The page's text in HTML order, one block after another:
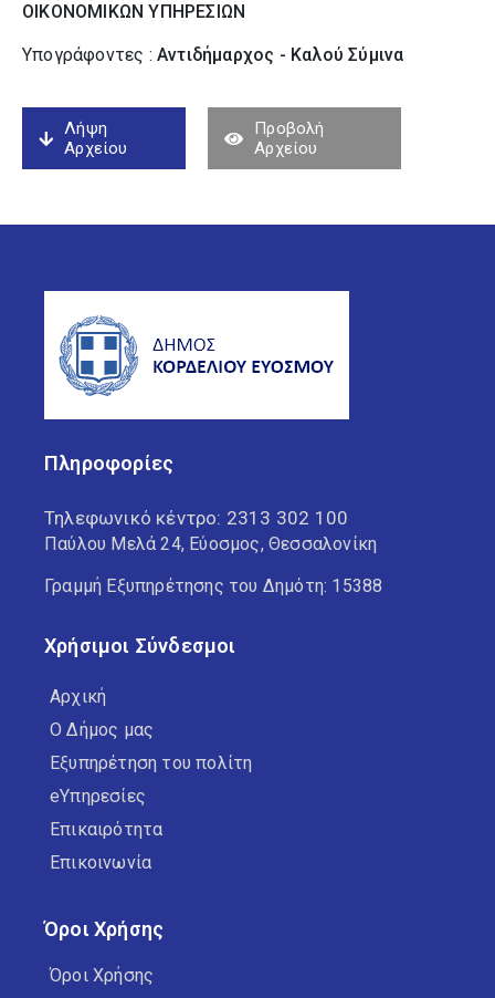
ΟΙΚΟΝΟΜΙΚΩΝ ΥΠΗΡΕΣΙΩΝ
Υπογράφοντες : Αντιδήμαρχος - Καλού Σύµινα
Λήψη
Αρχείου
Προβολή
Αρχείου
Πληροφορίες
Τηλεφωνικό κέντρο: 2313 302 100
Παύλου Μελά 24, Εύοσμος, Θεσσαλονίκη
Γραμμή Εξυπηρέτησης του Δημότη: 15388
Χρήσιμοι Σύνδεσμοι
Αρχική
Ο Δήμος μας
Εξυπηρέτηση του πολίτη
eΥπηρεσίες
Επικαιρότητα
Επικοινωνία
Όροι Χρήσης
Όροι Χρήσης